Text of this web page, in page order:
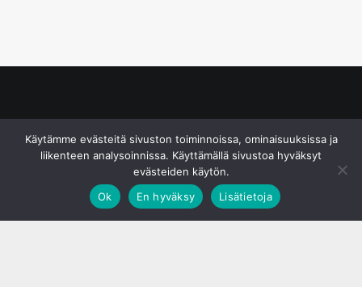
Käytämme evästeitä sivuston toiminnoissa, ominaisuuksissa ja
liikenteen analysoinnissa. Käyttämällä sivustoa hyväksyt
evästeiden käytön.
Ok
En hyväksy Lisätietoja